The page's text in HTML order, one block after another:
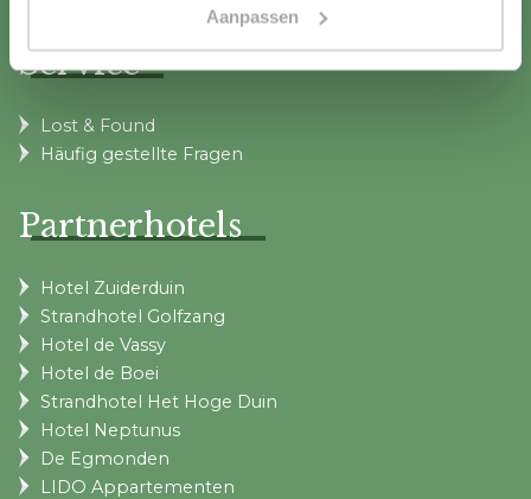
Aanpassen
Service
Lost & Found
Häufig gestellte Fragen
Partnerhotels
Hotel Zuiderduin
Strandhotel Golfzang
Hotel de Vassy
Hotel de Boei
Strandhotel Het Hoge Duin
Hotel Neptunus
De Egmonden
LIDO Appartementen